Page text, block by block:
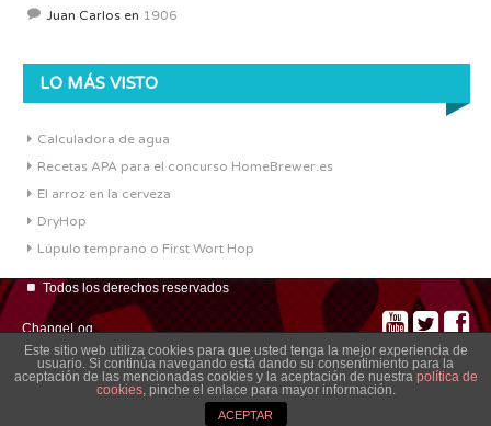
Juan Carlos en 1906
LO MÁS VISTO
Calculadora de agua
Recetas APA para el concurso HomeBrewer.es
El arroz en la cerveza
DryHop
Lúpulo temprano o First Wort Hop
Todos los derechos reservados
ChangeLog
Este sitio web utiliza cookies para que usted tenga la mejor experiencia de
usuario. Si continúa navegando está dando su consentimiento para la
aceptación de las mencionadas cookies y la aceptación de nuestra política de
cookies, pinche el enlace para mayor información.
ACEPTAR